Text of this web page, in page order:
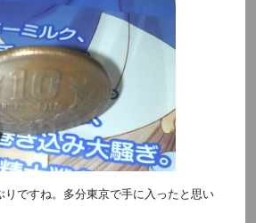
りですね。多分東京で手に入ったと思い